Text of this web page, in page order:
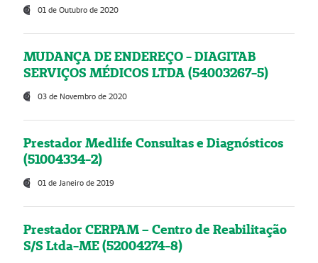
01 de Outubro de 2020
MUDANÇA DE ENDEREÇO - DIAGITAB
SERVIÇOS MÉDICOS LTDA (54003267-5)
03 de Novembro de 2020
Prestador Medlife Consultas e Diagnósticos
(51004334-2)
01 de Janeiro de 2019
Prestador CERPAM – Centro de Reabilitação
S/S Ltda-ME (52004274-8)